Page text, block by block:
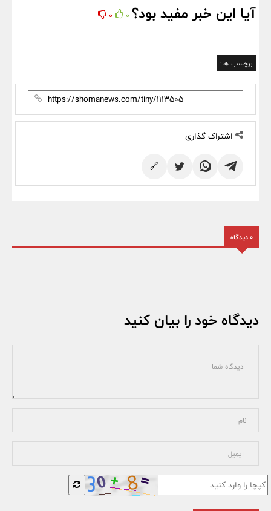
آیا این خبر مفید بود؟ 0
0
برچسب ها:
اشتراک گذاری
🔗
0 دیدگاه
دیدگاه خود را بیان کنید